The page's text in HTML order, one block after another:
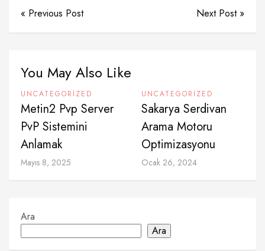
« Previous Post Next Post »
You May Also Like
UNCATEGORIZED
Metin2 Pvp Server
PvP Sistemini
Anlamak
Mayıs 8, 2025
UNCATEGORIZED
Sakarya Serdivan
Arama Motoru
Optimizasyonu
Ocak 26, 2024
Ara
Ara